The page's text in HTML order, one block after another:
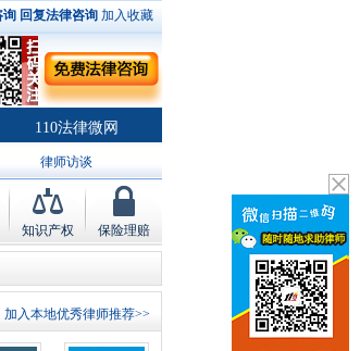
询 回复法律咨询 加入收藏
110法律微网
律师访谈
知识产权 保险理赔
加入本地优秀律师推荐>>